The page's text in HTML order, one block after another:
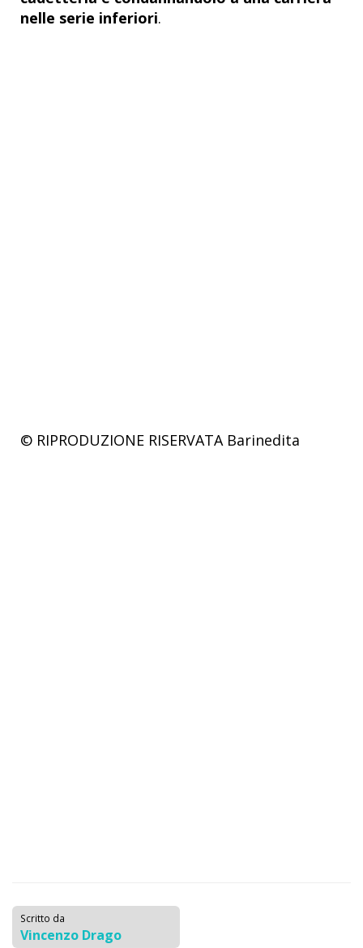
nelle serie inferiori.
© RIPRODUZIONE RISERVATA Barinedita
Scritto da
Vincenzo Drago